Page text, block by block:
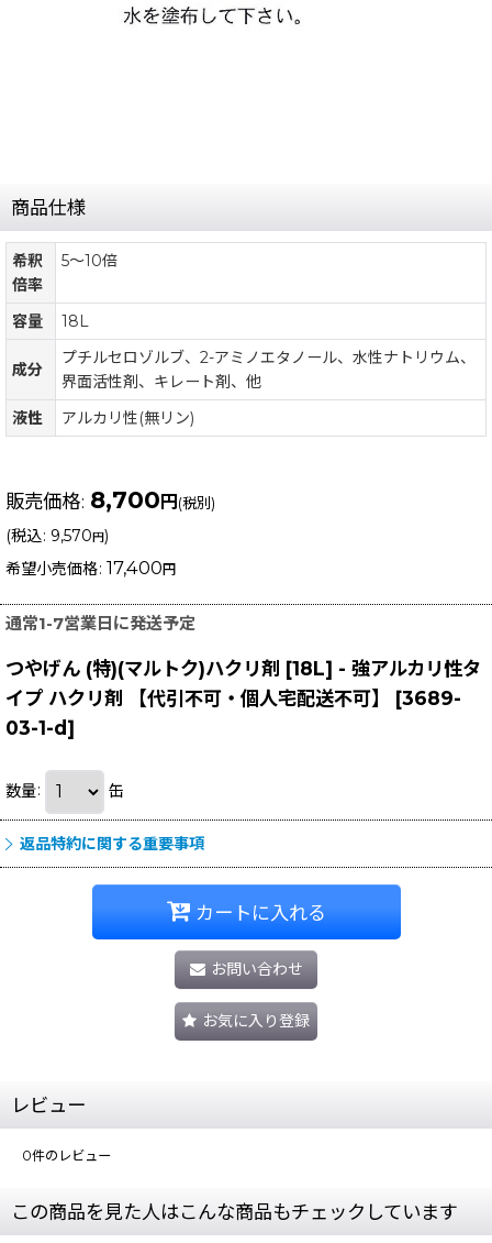
商品仕様
希釈
倍率
5〜10倍
容量 18L
成分
プチルセロゾルブ、2-アミノエタノール、水性ナトリウム、
界面活性剤、キレート剤、他
液性
アルカリ性(無リン)
販売価格: 8,700円(税別)
(税込: 9,570円)
希望小売価格: 17,400円
通常1-7営業日に発送予定
つやげん (特)(マルトク)ハクリ剤 [18L] - 強アルカリ性タ
イプ ハクリ剤 【代引不可・個人宅配送不可】
[3689-
03-1-d]
数量: 缶
返品特約に関する重要事項
カートに入れる
お問い合わせ
お気に入り登録
レビュー
0件のレビュー
この商品を見た人はこんな商品もチェックしています